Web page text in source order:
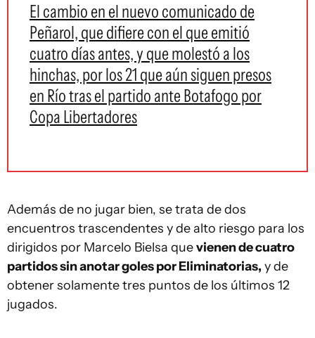
El cambio en el nuevo comunicado de
Peñarol, que difiere con el que emitió
cuatro días antes, y que molestó a los
hinchas, por los 21 que aún siguen presos
en Río tras el partido ante Botafogo por
Copa Libertadores
Además de no jugar bien, se trata de dos
encuentros trascendentes y de alto riesgo para los
dirigidos por Marcelo Bielsa quevienen de cuatro
partidos sin anotar goles por Eliminatorias, y de
obtener solamente tres puntos de los últimos 12
jugados.